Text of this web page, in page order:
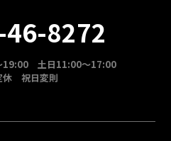
8272
19:00 土日11:00～17:00
休 祝日変則